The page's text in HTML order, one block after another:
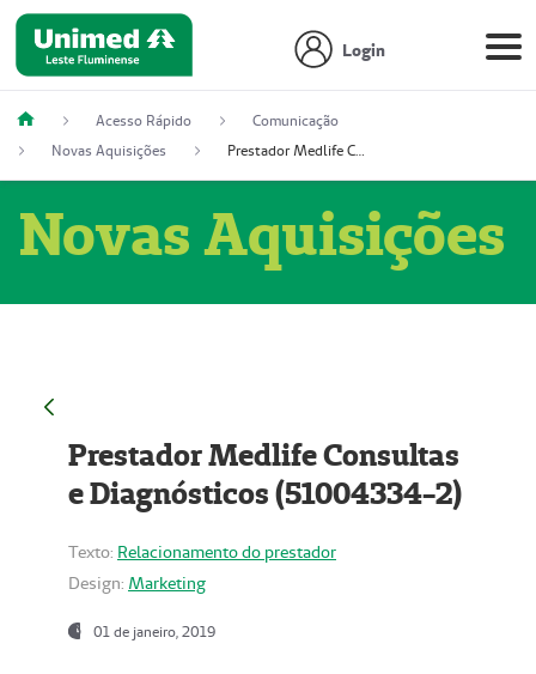
Login
Acesso Rápido
Comunicação
Novas Aquisições
Prestador Medlife Consultas e Diagnósticos (51004334-2)
Novas Aquisições
Prestador Medlife Consultas
e Diagnósticos (51004334-2)
Texto: Relacionamento do prestador
Design: Marketing
01 de janeiro, 2019